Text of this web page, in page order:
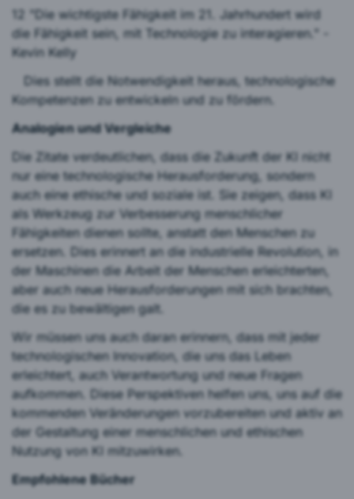
12 "Die wichtigste Fähigkeit im 21. Jahrhundert wird
die Fähigkeit sein, mit Technologie zu interagieren." -
Kevin Kelly
Dies stellt die Notwendigkeit heraus, technologische
Kompetenzen zu entwickeln und zu fördern.
Analogien und Vergleiche
Die Zitate verdeutlichen, dass die Zukunft der KI nicht
nur eine technologische Herausforderung, sondern
auch eine ethische und soziale ist. Sie zeigen, dass KI
als Werkzeug zur Verbesserung menschlicher
Fähigkeiten dienen sollte, anstatt den Menschen zu
ersetzen. Dies erinnert an die industrielle Revolution, in
der Maschinen die Arbeit der Menschen erleichterten,
aber auch neue Herausforderungen mit sich brachten,
die es zu bewältigen galt.
Wir müssen uns auch daran erinnern, dass mit jeder
technologischen Innovation, die uns das Leben
erleichtert, auch Verantwortung und neue Fragen
aufkommen. Diese Perspektiven helfen uns, uns auf die
kommenden Veränderungen vorzubereiten und aktiv an
der Gestaltung einer menschlichen und ethischen
Nutzung von KI mitzuwirken.
Empfohlene Bücher